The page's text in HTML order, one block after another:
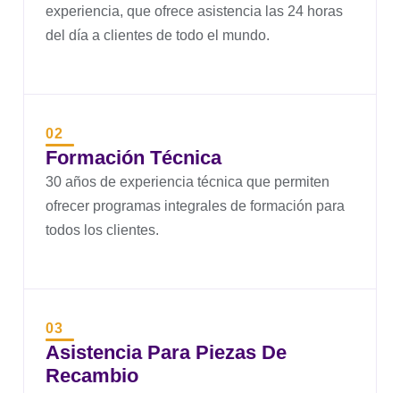
experiencia, que ofrece asistencia las 24 horas
del día a clientes de todo el mundo.
02
Formación Técnica
30 años de experiencia técnica que permiten
ofrecer programas integrales de formación para
todos los clientes.
03
Asistencia Para Piezas De
Recambio